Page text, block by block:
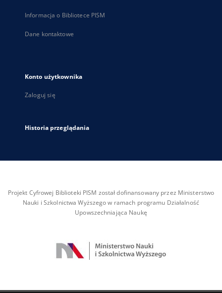
Informacja o Bibliotece PISM
Dane kontaktowe
Konto użytkownika
Zaloguj się
Historia przeglądania
Projekt Cyfrowej Biblioteki PISM został dofinansowany przez Ministerstwo
Nauki i Szkolnictwa Wyższego w ramach programu Działalność
Upowszechniająca Naukę